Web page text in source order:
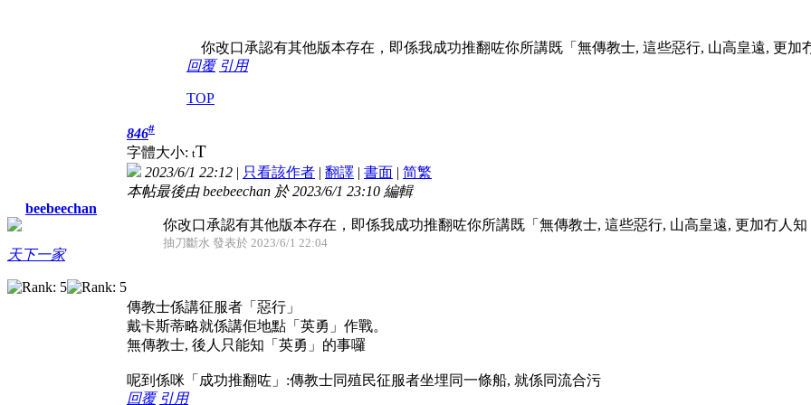
你改口承認有其他版本存在，即係我成功推翻咗你所講既「無傳教士, 這些惡行, 山高皇遠, 更加
回覆 引用
TOP
beebeechan
天下一家
846#
字體大小: tT
2023/6/1 22:12 | 只看該作者 | 翻譯 | 書面 | 简繁
本帖最後由 beebeechan 於 2023/6/1 23:10 編輯
你改口承認有其他版本存在，即係我成功推翻咗你所講既「無傳教士, 這些惡行, 山高皇遠, 更加冇人知
抽刀斷水 發表於 2023/6/1 22:04
傳教士係講征服者「惡行」
戴卡斯蒂略就係講佢地點「英勇」作戰。
無傳教士, 後人只能知「英勇」的事囉
呢到係咪「成功推翻咗」:傳教士同殖民征服者坐埋同一條船, 就係同流合污
回覆 引用